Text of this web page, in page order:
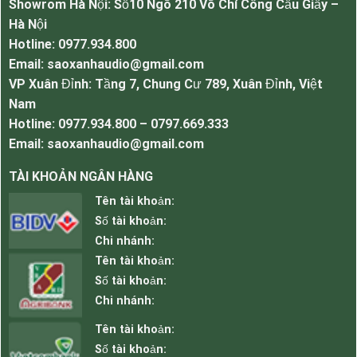
Micro không dây cài đầu cài áo Takstar G108P
Thông số kỹ thuật của Micro không dây cài đầu
cài áo Takstar G108P.
Độ nhạy: -45 ±3dB (re 0dB=1V/Pa ＠ 1kHz,
RL=680Ω, Vs=1,5V DC）
Trở kháng: 680Ω±30% (＠ 1kHz, RL=250Ω±30%)
Mẫu cực: đơn hướng, cardioid
Showrom Hà Nội: Số10 Ngõ 210 Võ Chí Công Cầu Giấy –
Hà Nội
Hotline: 0977.934.800
Email: saoxanhaudio@gmail.com
VP Xuân Đỉnh: Tầng 7, Chung Cư 789, Xuân Đỉnh, Việt
Nam
Hotline: 0977.934.800 – 0797.669.333
Email: saoxanhaudio@gmail.com
TÀI KHOẢN NGÂN HÀNG
Tên tài khoản:
Số tài khoản:
Chi nhánh:
Tên tài khoản:
Số tài khoản:
Chi nhánh:
Tên tài khoản:
Số tài khoản: